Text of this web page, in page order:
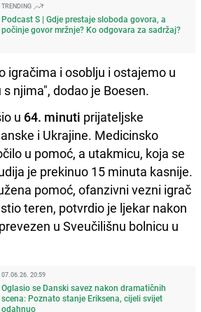
TRENDING
Podcast S | Gdje prestaje sloboda govora, a
počinje govor mržnje? Ko odgovara za sadržaj?
igračima i osoblju i ostajemo u
njima", dodao je Boesen.
u 64. minuti prijateljske
i Ukrajine. Medicinsko
u pomoć, a utakmicu, koja se
je prekinuo 15 minuta kasnije.
pomoć, ofanzivni vezni igrač
teren, potvrdio je ljekar nakon
u Sveučilišnu bolnicu u
07.06.26. 20:59
Oglasio se Danski savez nakon dramatičnih
scena: Poznato stanje Eriksena, cijeli svijet
odahnuo